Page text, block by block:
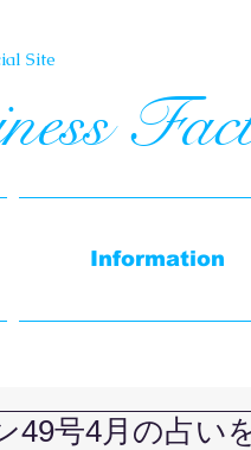
49号4月の占い
Information
Site​